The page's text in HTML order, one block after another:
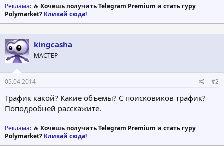
Реклама: 🔥 Хочешь получить Telegram Premium и стать гуру
Polymarket? Кликай сюда!
kingcasha
МАСТЕР
05.04.2014 #2
Трафик какой? Какие объемы? С поисковиков трафик?
Поподробней расскажите.
Реклама: 🔥 Хочешь получить Telegram Premium и стать гуру
Polymarket? Кликай сюда!